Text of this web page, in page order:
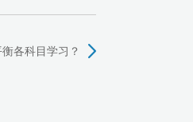
各科目学习？